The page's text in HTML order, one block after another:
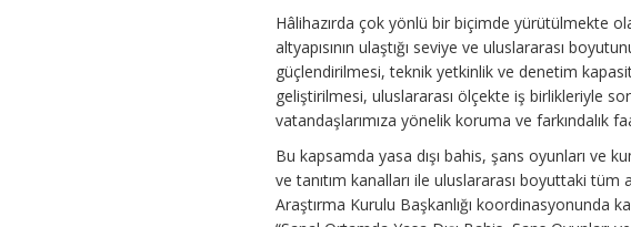
Hâlihazırda çok yönlü bir biçimde yürütülmekte
altyapısının ulaştığı seviye ve uluslararası
güçlendirilmesi, teknik yetkinlik ve denetim
geliştirilmesi, uluslararası ölçekte iş birlikleriyle
vatandaşlarımıza yönelik koruma ve farkındalık
Bu kapsamda yasa dışı bahis, şans oyunları ve
ve tanıtım kanalları ile uluslararası boyuttaki
Araştırma Kurulu Başkanlığı koordinasyonunda